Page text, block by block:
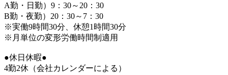
A勤・日勤）9：30～20：30
B勤・夜勤）20：30～7：30
※実働9時間30分、休憩1時間30分
※月単位の変形労働時間制適用
●休日休暇●
4勤2休（会社カレンダーによる）